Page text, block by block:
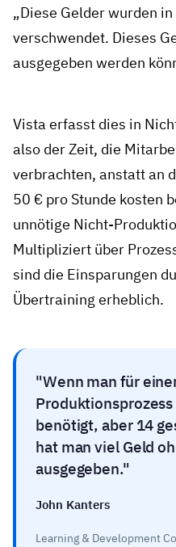
„Diese Gelder wurden
verschwendet. Dieses
ausgegeben werden
Vista erfasst dies in
also der Zeit, die
verbrachten, anstatt an
50 € pro Stunde kosten
unnötige Nicht-
Multipliziert über
sind die Einsparungen
Übertraining erheblich.
Wenn man für
benötigt, aber 14
hat man viel Geld
ausgegeben.
John Kanters
Learning & Development